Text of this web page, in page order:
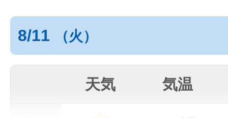
8/11 （火）
天気 気温